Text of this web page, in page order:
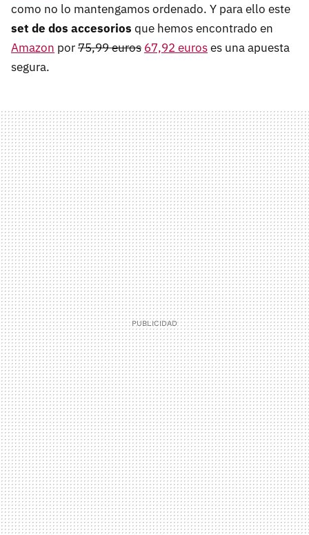
como no lo mantengamos ordenado. Y para ello este
set de dos accesorios que hemos encontrado en
Amazon por75,99 euros 67,92 euroses una apuesta
segura.